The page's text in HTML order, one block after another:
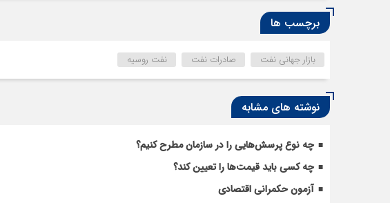
برچسب ها
بازار جهانی نفت صادرات نفت نفت روسیه
نوشته های مشابه
چه نوع پرسش‌هایی را در سازمان مطرح کنیم؟
چه کسی باید قیمت‌ها را تعیین کند؟
آزمون حکمرانی اقتصادی